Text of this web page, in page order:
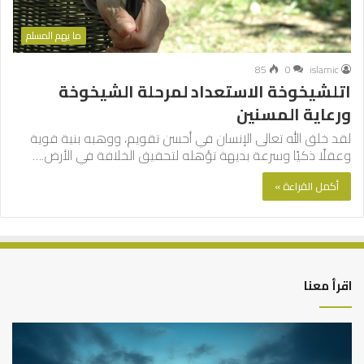
ما يهم المسلم
islamic
0
85
اتلشيخوخة الاستعداد لمرحلة الشيخوخة
ورعاية المسنين
لقد خلق الله تعالى الإنسان في أحسن تقويم، ووهبه بنية قوية
وعقلًا ذكيًا وسرعة بديهة تؤهله لتحقيق الخلافة في الأرض.…
أكمل القراءة »
اقرأ معنا
كيف